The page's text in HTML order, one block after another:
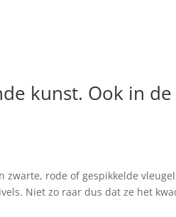
kunst. Ook in de
zwarte, rode of gespikkelde
Niet zo raar dus dat ze het